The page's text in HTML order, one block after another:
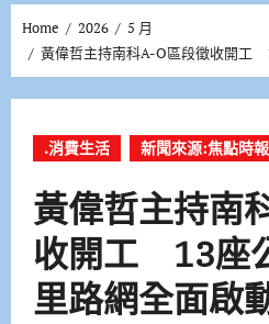
Home 2026
5 月
黃偉哲主持南科A-O區段徵收開工
.消費生活 新聞來源:焦點時報
黃偉哲主持南
收開工 13座
里路網全面啟